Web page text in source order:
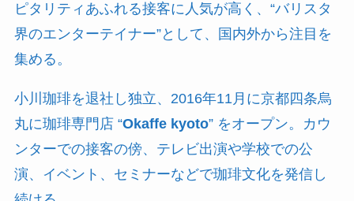
ピタリティあふれる接客に人気が高く、“バリスタ
界のエンターテイナー”として、国内外から注目を
集める。
小川珈琲を退社し独立、2016年11月に京都四条烏
丸に珈琲専門店 “Okaffe kyoto” をオープン。カウ
ンターでの接客の傍、テレビ出演や学校での公
演、イベント、セミナーなどで珈琲文化を発信し